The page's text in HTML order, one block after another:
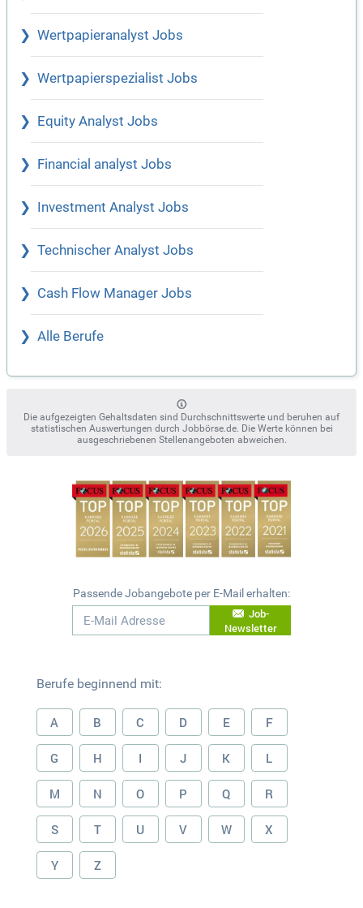
Wertpapieranalyst Jobs
Wertpapierspezialist Jobs
Equity Analyst Jobs
Financial analyst Jobs
Investment Analyst Jobs
Technischer Analyst Jobs
Cash Flow Manager Jobs
Alle Berufe
Die aufgezeigten Gehaltsdaten sind Durchschnittswerte und beruhen auf
statistischen Auswertungen durch Jobbörse.de. Die Werte können bei
ausgeschriebenen Stellenangeboten abweichen.
Passende Jobangebote per E-Mail erhalten:
Job-
Newsletter
Berufe beginnend mit:
A B C D E F
G H I J K L
M N O P Q R
S T U V W X
Y Z